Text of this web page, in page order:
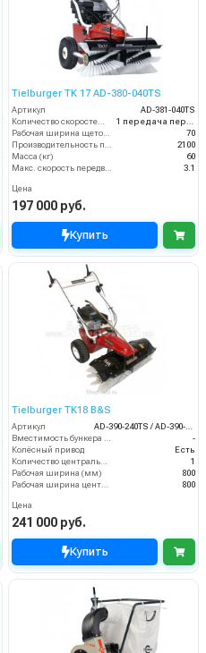
Tielburger TK 17 AD-380-040TS
Артикул
AD-381-040TS
70
2100
Масса (кг)
60
3.1
Цена
197 000 руб.
Купить
Tielburger TK18 B&S
Артикул
-
Колёсный привод
Есть
1
Рабочая ширина (мм)
800
800
Цена
241 000 руб.
Купить